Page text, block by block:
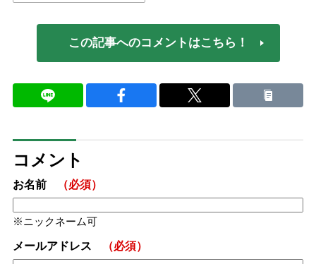
この記事へのコメントはこちら！
コメント
お名前 （必須）
ニックネーム可
メールアドレス （必須）